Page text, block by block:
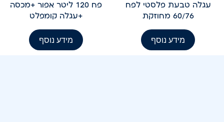
עגלה טבעת פלסטי לפח
60/76 מחוזקת
מידע נוסף
פח 120 ליטר אפור +מכסה
+עגלה קומפלט
מידע נוסף